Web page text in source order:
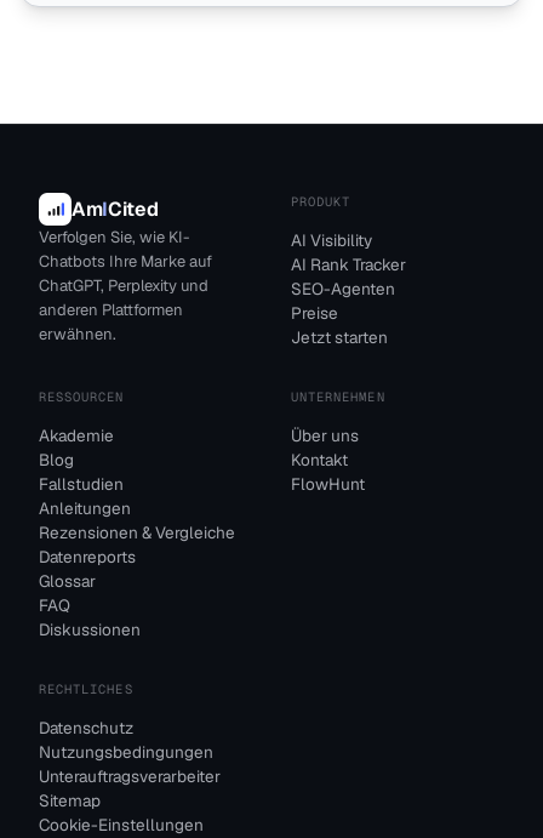
AmICited
Verfolgen Sie, wie KI-
Chatbots Ihre Marke auf
ChatGPT, Perplexity und
anderen Plattformen
erwähnen.
PRODUKT
AI Visibility
AI Rank Tracker
SEO-Agenten
Preise
Jetzt starten
RESSOURCEN
Akademie
Blog
Fallstudien
Anleitungen
Rezensionen & Vergleiche
Datenreports
Glossar
FAQ
Diskussionen
UNTERNEHMEN
Über uns
Kontakt
FlowHunt
RECHTLICHES
Datenschutz
Nutzungsbedingungen
Unterauftragsverarbeiter
Sitemap
Cookie-Einstellungen